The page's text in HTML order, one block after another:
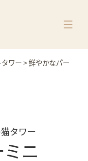
ワー>鮮やかなパー
タワー
ニ